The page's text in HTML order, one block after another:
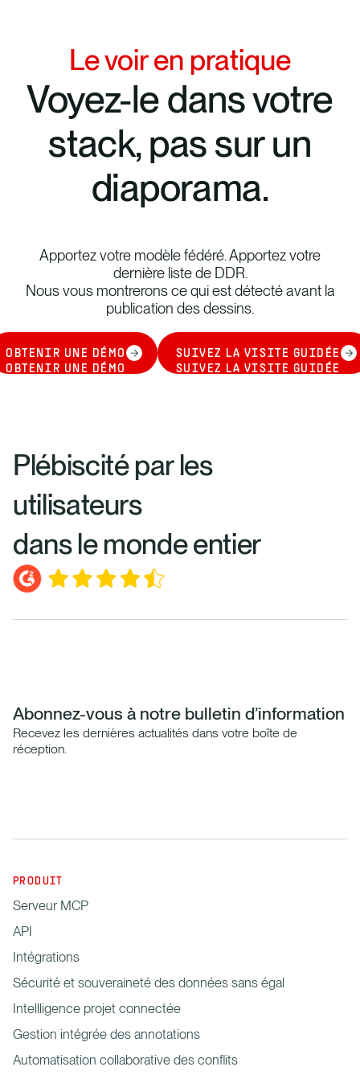
Le voir en pratique
Voyez-le dans votre
stack, pas sur un
diaporama.
Apportez votre modèle fédéré. Apportez votre
dernière liste de DDR.
Nous vous montrerons ce qui est détecté avant la
publication des dessins.
OBTENIR UNE DÉMO
OBTENIR UNE DÉMO
SUIVEZ LA VISITE GUIDÉE
SUIVEZ LA VISITE GUIDÉE
Plébiscité par les
utilisateurs
dans le monde entier
Abonnez-vous à notre bulletin d’information
Recevez les dernières actualités dans votre boîte de
réception.
PRODUIT
Serveur MCP
API
Intégrations
Sécurité et souveraineté des données sans égal
Intellligence projet connectée
Gestion intégrée des annotations
Automatisation collaborative des conflits